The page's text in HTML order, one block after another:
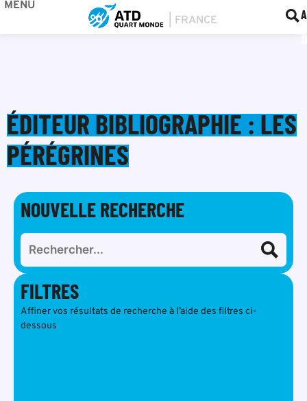
MENU
ÉDITEUR BIBLIOGRAPHIE : LES
PÉRÉGRINES
NOUVELLE RECHERCHE
FILTRES
Affiner vos résultats de recherche à l’aide des filtres ci-
dessous